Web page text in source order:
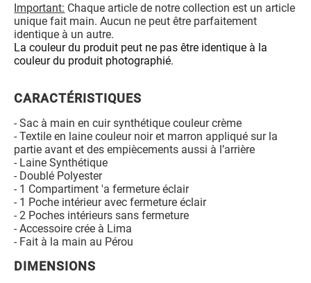
Important: Chaque article de notre collection est un article
unique fait main. Aucun ne peut être parfaitement
identique à un autre.
La couleur du produit peut ne pas être identique à la
couleur du produit photographié.
CARACTÉRISTIQUES
- Sac à main en cuir synthétique couleur crème
- Textile en laine couleur noir et marron appliqué sur la
partie avant et des empiècements aussi à l’arrière
- Laine Synthétique
- Doublé Polyester
- 1 Compartiment 'a fermeture éclair
- 1 Poche intérieur avec fermeture éclair
- 2 Poches intérieurs sans fermeture
- Accessoire crée à Lima
- Fait à la main au Pérou
DIMENSIONS